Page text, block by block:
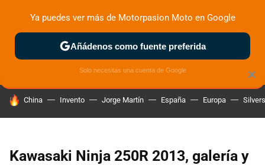
ZONA DE PRUEBAS DEPORTIVAS MOTOS ELÉCTRICAS
HOY SE HABLA DE
China Invento Jorge Martín España Europa
Kawasaki Ninja 250R 2013, galería y
×
Ya puedes ver más de Motorpasion Moto en Google
Añádenos como fuente preferida
Solo necesitas una cuenta de Google